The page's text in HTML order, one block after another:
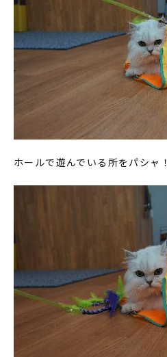
ホールで遊んでいる所をパシャ！